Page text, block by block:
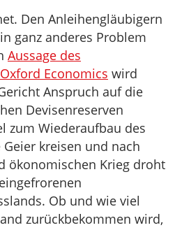
Den Anleihengläubigern
ganz anderes Problem
Aussage des
Economics wird
Anspruch auf die
Devisenreserven
zum Wiederaufbau des
kreisen und nach
ökonomischen Krieg droht
Ob und wie viel
zurückbekommen wird,